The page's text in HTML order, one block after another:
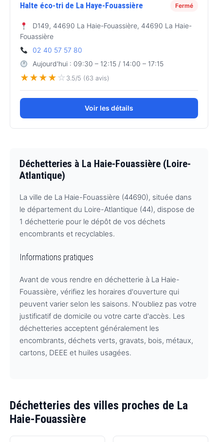
Halte éco-tri de La Haye-Fouassière Fermé
D149, 44690 La Haie-Fouassière, 44690 La Haie-
Fouassière
02 40 57 57 80
Aujourd'hui : 09:30 – 12:15 / 14:00 – 17:15
★★★★☆ 3.5/5 (63 avis)
Voir les détails
Déchetteries à La Haie-Fouassière (Loire-
Atlantique)
La ville de La Haie-Fouassière (44690), située dans
le département du Loire-Atlantique (44), dispose de
1 déchetterie pour le dépôt de vos déchets
encombrants et recyclables.
Informations pratiques
Avant de vous rendre en déchetterie à La Haie-
Fouassière, vérifiez les horaires d'ouverture qui
peuvent varier selon les saisons. N'oubliez pas votre
justificatif de domicile ou votre carte d'accès. Les
déchetteries acceptent généralement les
encombrants, déchets verts, gravats, bois, métaux,
cartons, DEEE et huiles usagées.
Déchetteries des villes proches de La
Haie-Fouassière